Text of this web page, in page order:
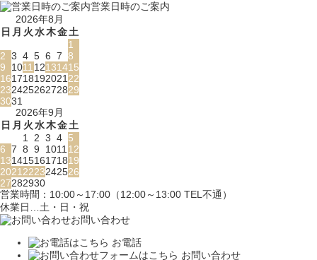
営業日時のご案内
2026年8月
日 月 火水木金土
1
2 3 4 5 6 7 8
9
1011 12131415
161718192021 22
23242526272829
3031
2026年9月
日 月 火水木金土
1
2 3 4 5
6 7 8 9 1011 12
13141516171819
2021 2223242526
27282930
営業時間：10:00～17:00（12:00～13:00 TEL不通）
休業日…土・日・祝
お問い合わせ
お電話
お問い合わせ